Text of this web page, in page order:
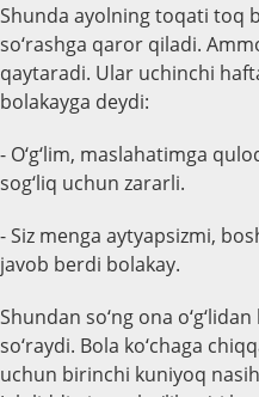
Shunda ayolning toqati toq
so‘rashga qaror qiladi.
qaytaradi. Ular uchinchi
bolakayga deydi:
- O‘g‘lim, maslahatimga
sog‘liq uchun zararli.
- Siz menga aytyapsizmi,
javob berdi bolakay.
Shundan so‘ng ona
so‘raydi. Bola ko‘chaga
uchun birinchi kuniyoq